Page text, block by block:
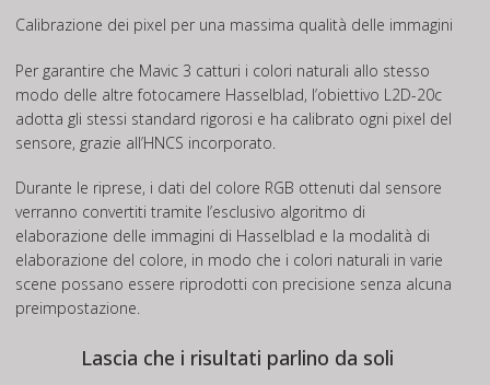
Calibrazione dei pixel per una massima qualità delle immagini
Per garantire che Mavic 3 catturi i colori naturali allo stesso
modo delle altre fotocamere Hasselblad, l’obiettivo L2D-20c
adotta gli stessi standard rigorosi e ha calibrato ogni pixel del
sensore, grazie all’HNCS incorporato.
Durante le riprese, i dati del colore RGB ottenuti dal sensore
verranno convertiti tramite l’esclusivo algoritmo di
elaborazione delle immagini di Hasselblad e la modalità di
elaborazione del colore, in modo che i colori naturali in varie
scene possano essere riprodotti con precisione senza alcuna
preimpostazione.
Lascia che i risultati parlino da soli